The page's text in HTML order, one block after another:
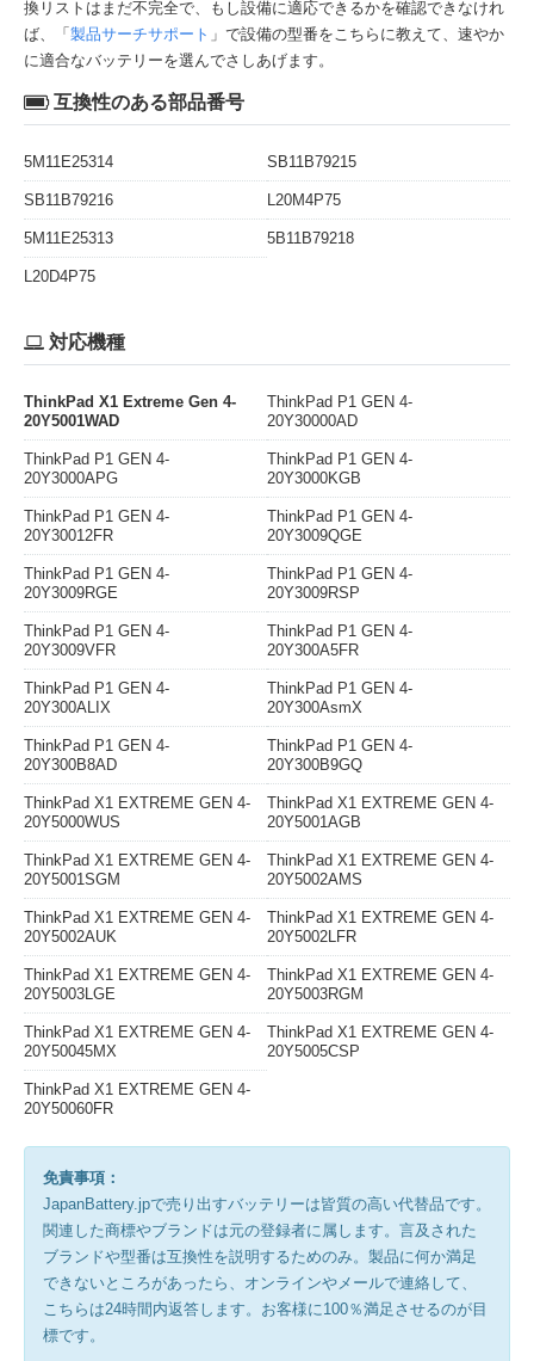
換リストはまだ不完全で、もし設備に適応できるかを確認できなけれ
ば、「 製品サーチサポート 」で設備の型番をこちらに教えて、速やか
に適合なバッテリーを選んでさしあげます。
互換性のある部品番号
5M11E25314 SB11B79215
SB11B79216 L20M4P75
5M11E25313 5B11B79218
L20D4P75
対応機種
ThinkPad X1 Extreme Gen 4-
20Y5001WAD
ThinkPad P1 GEN 4-
20Y30000AD
ThinkPad P1 GEN 4-
20Y3000APG
ThinkPad P1 GEN 4-
20Y3000KGB
ThinkPad P1 GEN 4-
20Y30012FR
ThinkPad P1 GEN 4-
20Y3009QGE
ThinkPad P1 GEN 4-
20Y3009RGE
ThinkPad P1 GEN 4-
20Y3009RSP
ThinkPad P1 GEN 4-
20Y3009VFR
ThinkPad P1 GEN 4-
20Y300A5FR
ThinkPad P1 GEN 4-
20Y300ALIX
ThinkPad P1 GEN 4-
20Y300AsmX
ThinkPad P1 GEN 4-
20Y300B8AD
ThinkPad P1 GEN 4-
20Y300B9GQ
ThinkPad X1 EXTREME GEN 4-
20Y5000WUS
ThinkPad X1 EXTREME GEN 4-
20Y5001AGB
ThinkPad X1 EXTREME GEN 4-
20Y5001SGM
ThinkPad X1 EXTREME GEN 4-
20Y5002AMS
ThinkPad X1 EXTREME GEN 4-
20Y5002AUK
ThinkPad X1 EXTREME GEN 4-
20Y5002LFR
ThinkPad X1 EXTREME GEN 4-
20Y5003LGE
ThinkPad X1 EXTREME GEN 4-
20Y5003RGM
ThinkPad X1 EXTREME GEN 4-
20Y50045MX
ThinkPad X1 EXTREME GEN 4-
20Y5005CSP
ThinkPad X1 EXTREME GEN 4-
20Y50060FR
免責事項：
JapanBattery.jpで売り出すバッテリーは皆質の高い代替品です。
関連した商標やブランドは元の登録者に属します。言及された
ブランドや型番は互換性を説明するためのみ。製品に何か満足
できないところがあったら、オンラインやメールで連絡して、
こちらは24時間内返答します。お客様に100％満足させるのが目
標です。